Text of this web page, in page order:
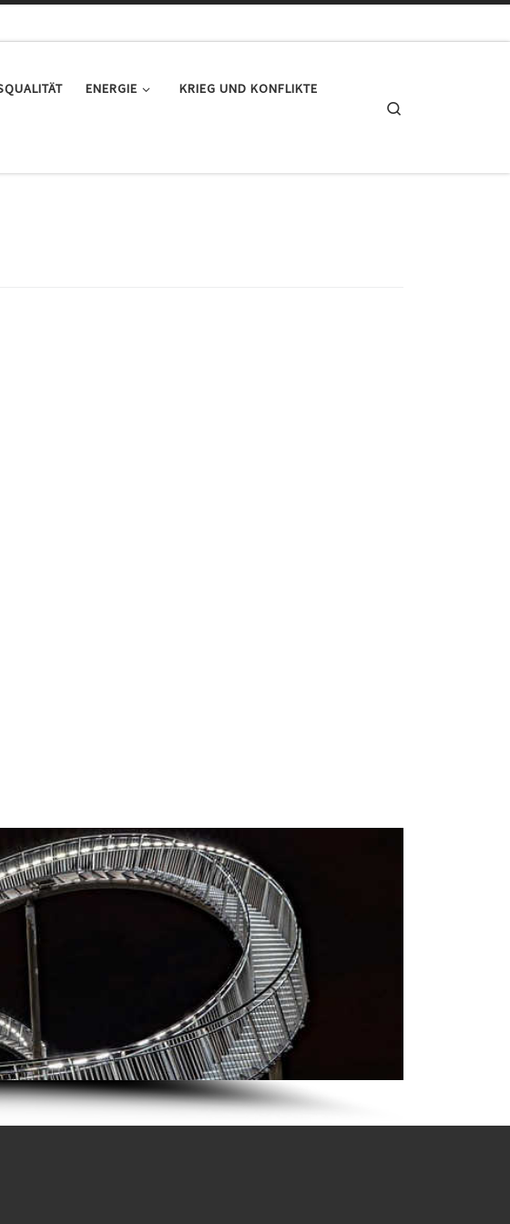
ENERGIE KRIEG UND KONFLIKTE